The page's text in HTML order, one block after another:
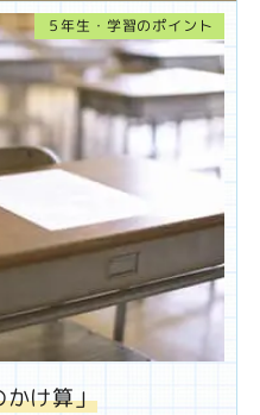
５年生・学習のポイント
かけ算」